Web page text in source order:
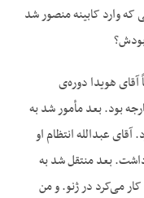
وارد کابینه منصور شد
هویدا دوره‌ی
بود. بعد مأمور شد به
عبدالله انتظام او
بعد منتقل شد به
می‌کرد در ژنو. و من